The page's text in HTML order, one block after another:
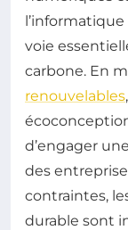
voie
carbone. En
renouvelables
d’engager
des
contraintes,
durable sont